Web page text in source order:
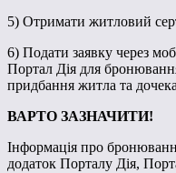
5) Отримати житловий
6) Подати заявку через
Портал Дія для
придбання житла та
ВАРТО ЗАЗНАЧИТИ!
Інформація про
додаток Порталу Дія,